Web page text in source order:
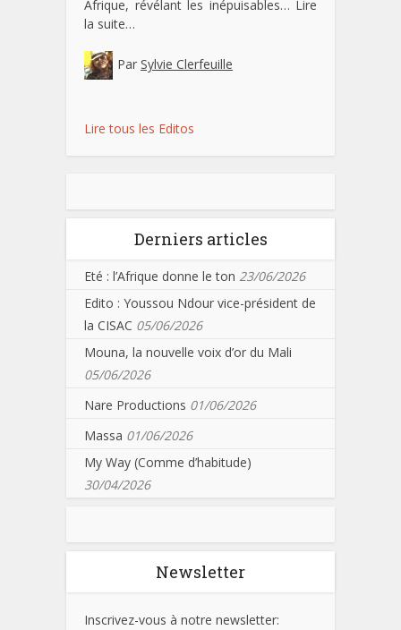
Afrique, révélant les inépuisables… Lire
la suite…
Par Sylvie Clerfeuille
Lire tous les Editos
Derniers articles
Eté : l’Afrique donne le ton 23/06/2026
Edito : Youssou Ndour vice-président de
la CISAC 05/06/2026
Mouna, la nouvelle voix d’or du Mali
05/06/2026
Nare Productions 01/06/2026
Massa 01/06/2026
My Way (Comme d’habitude)
30/04/2026
Newsletter
Inscrivez-vous à notre newsletter: